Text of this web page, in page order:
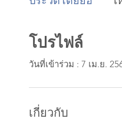
โปรไฟล์
วันที่เข้าร่วม : 7 เม.ย.
เกี่ยวกับ